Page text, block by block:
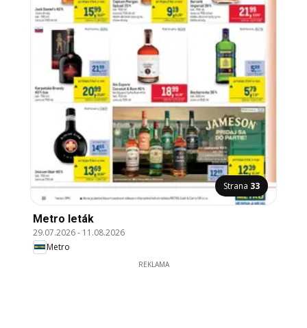
Strana 33
Metro leták
29.07.2026- 11.08.2026
Metro
REKLAMA